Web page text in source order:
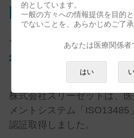
医療機器品質マ
ステム「ISO13485
得しました
株式会社スリーゼットは、
メントシステム「ISO13485
認証取得しました。
的としています。
一般の方々への情報提供を目的
でないことを、あらかじめご了承
あなたは医療関係者
はい